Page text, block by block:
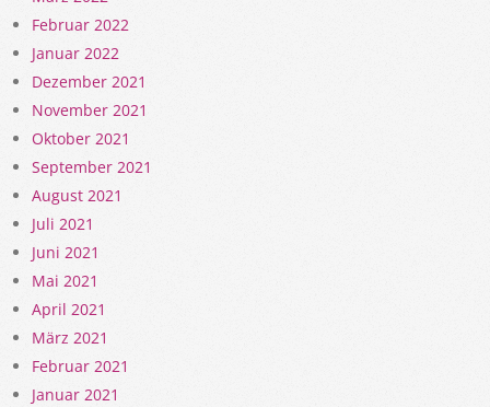
Februar 2022
Januar 2022
Dezember 2021
November 2021
Oktober 2021
September 2021
August 2021
Juli 2021
Juni 2021
Mai 2021
April 2021
März 2021
Februar 2021
Januar 2021